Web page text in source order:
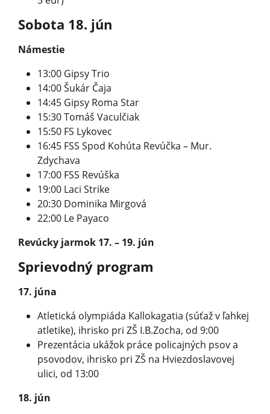
Sobota 18. jún
Námestie
13:00 Gipsy Trio
14:00 Šukár Čaja
14:45 Gipsy Roma Star
15:30 Tomáš Vaculčiak
15:50 FS Lykovec
16:45 FSS Spod Kohúta Revúčka – Mur.
Zdychava
17:00 FSS Revúška
19:00 Laci Strike
20:30 Dominika Mirgová
22:00 Le Payaco
Revúcky jarmok 17. – 19. jún
Sprievodný program
17. júna
Atletická olympiáda Kallokagatia (súťaž v ľahkej
atletike), ihrisko pri ZŠ I.B.Zocha, od 9:00
Prezentácia ukážok práce policajných psov a
psovodov, ihrisko pri ZŠ na Hviezdoslavovej
ulici, od 13:00
18. jún